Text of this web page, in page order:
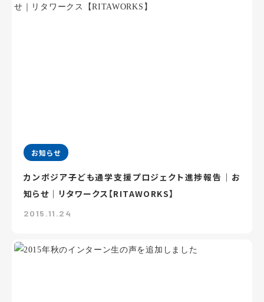
お知らせ
カンボジア子ども通学支援プロジェクト進捗報告｜お
知らせ｜リタワークス【RITAWORKS】
2015.11.24